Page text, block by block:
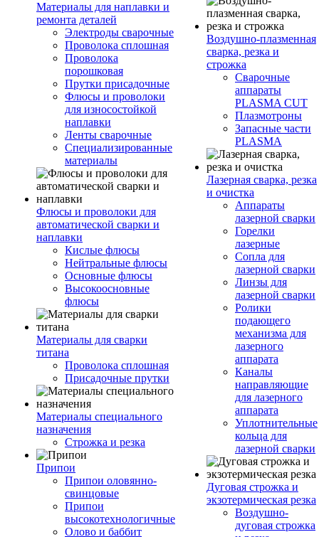
Материалы для наплавки и
ремонта деталей
Электроды сварочные
Проволока сплошная
Проволока
порошковая
Прутки присадочные
Флюсы и проволоки
для износостойкой
наплавки
Ленты сварочные
Специализированные
материалы
Флюсы и проволоки для
автоматической сварки и
наплавки
Кислые флюсы
Нейтральные флюсы
Основные флюсы
Высокоосновные
флюсы
Материалы для сварки
титана
Проволока сплошная
Присадочные прутки
Материалы специального
назначения
Строжка и резка
Припои
Припои оловянно-
свинцовые
Припои
высокотехнологичные
Олово и баббит
Воздушно-плазменная
сварка, резка и
строжка
Сварочные
аппараты
PLASMA CUT
Плазмотроны
Запасные части
PLASMA
Лазерная сварка, резка
и очистка
Аппараты
лазерной сварки
Горелки
лазерные
Сопла для
лазерной сварки
Линзы для
лазерной сварки
Ролики
подающего
механизма для
лазерного
аппарата
Каналы
направляющие
для лазерного
аппарата
Уплотнительные
кольца для
лазерной сварки
Дуговая строжка и
экзотермическая резка
Воздушно-
дуговая строжка